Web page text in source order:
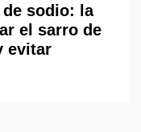
sodio: la
el sarro de
evitar